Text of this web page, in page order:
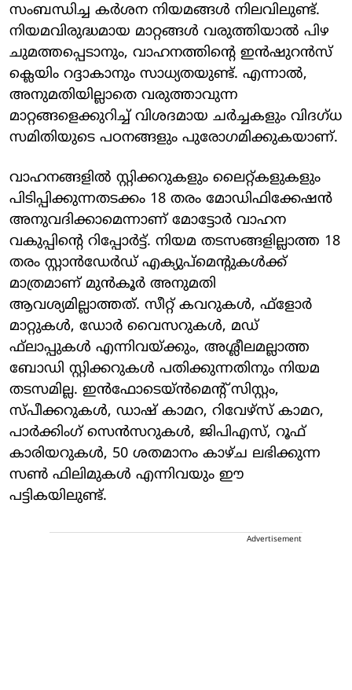
സംബന്ധിച്ച കര്‍ശന നിയമങ്ങള്‍ നിലവിലുണ്ട്.
നിയമവിരുദ്ധമായ മാറ്റങ്ങള്‍ വരുത്തിയാല്‍ പിഴ
ചുമത്തപ്പെടാനും, വാഹനത്തിന്റെ ഇന്‍ഷുറന്‍സ്
ക്ലെയിം റദ്ദാകാനും സാധ്യതയുണ്ട്. എന്നാല്‍,
അനുമതിയില്ലാതെ വരുത്താവുന്ന
മാറ്റങ്ങളെക്കുറിച്ച് വിശദമായ ചര്‍ച്ചകളും വിദഗ്ധ
സമിതിയുടെ പഠനങ്ങളും പുരോഗമിക്കുകയാണ്.
വാഹനങ്ങളില്‍ സ്റ്റിക്കറുകളും ലൈറ്റ്കളുകളും
പിടിപ്പിക്കുന്നതടക്കം 18 തരം മോഡിഫിക്കേഷന്‍
അനുവദിക്കാമെന്നാണ് മോട്ടോര്‍ വാഹന
വകുപ്പിന്റെ റിപ്പോര്‍ട്ട്. നിയമ തടസങ്ങളില്ലാത്ത 18
തരം സ്റ്റാന്‍ഡേര്‍ഡ് എക്യുപ്‌മെന്റുകള്‍ക്ക്
മാത്രമാണ് മുന്‍കൂര്‍ അനുമതി
ആവശ്യമില്ലാത്തത്. സീറ്റ് കവറുകള്‍, ഫ്‌ളോര്‍
മാറ്റുകള്‍, ഡോര്‍ വൈസറുകള്‍, മഡ്
ഫ്‌ലാപ്പുകള്‍ എന്നിവയ്ക്കും, അശ്ലീലമല്ലാത്ത
ബോഡി സ്റ്റിക്കറുകള്‍ പതിക്കുന്നതിനും നിയമ
തടസമില്ല. ഇന്‍ഫോടെയ്ന്‍മെന്റ് സിസ്റ്റം,
സ്പീക്കറുകള്‍, ഡാഷ് കാമറ, റിവേഴ്‌സ് കാമറ,
പാര്‍ക്കിംഗ് സെന്‍സറുകള്‍, ജിപിഎസ്, റൂഫ്
കാരിയറുകള്‍, 50 ശതമാനം കാഴ്ച ലഭിക്കുന്ന
സണ്‍ ഫിലിമുകള്‍ എന്നിവയും ഈ
പട്ടികയിലുണ്ട്.
Advertisement